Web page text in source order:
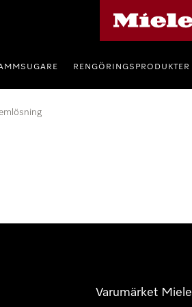
RENGÖRINGSPRODUKTER
Varumärket Miele